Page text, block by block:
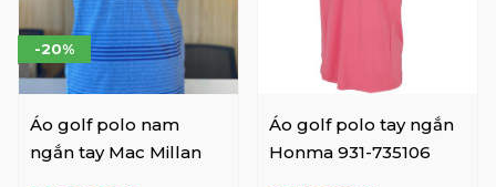
Áo golf polo nam
ngắn tay Mac Millan
-20%
Áo golf polo tay ngắn
Honma 931-735106